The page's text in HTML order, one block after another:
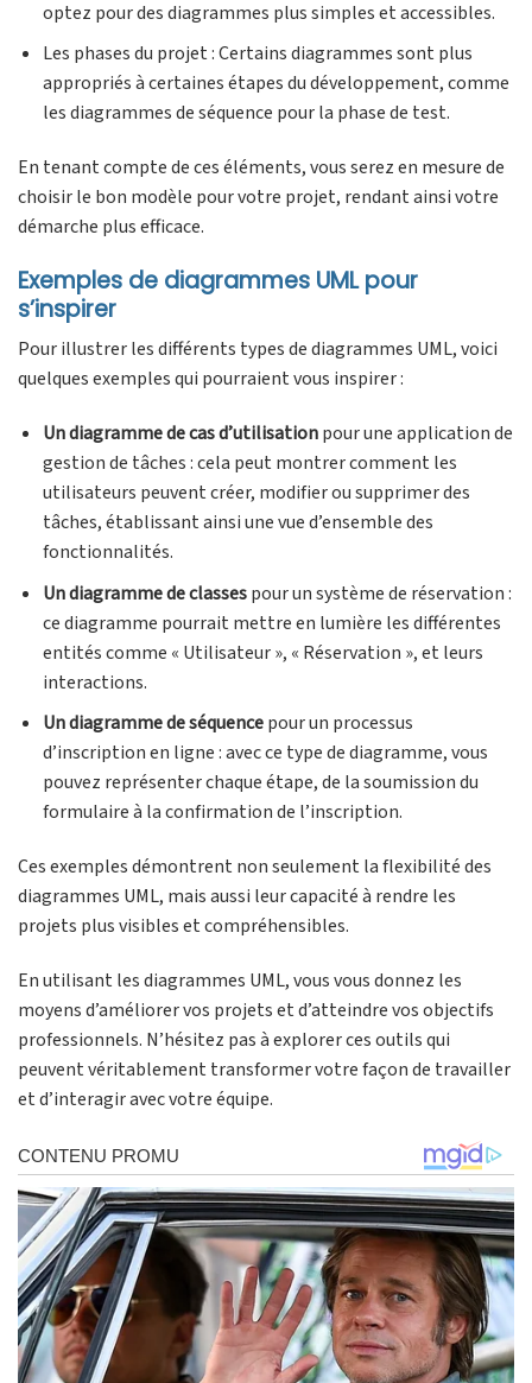
optez pour des diagrammes plus simples et accessibles.
Les phases du projet : Certains diagrammes sont plus
appropriés à certaines étapes du développement, comme
les diagrammes de séquence pour la phase de test.
En tenant compte de ces éléments, vous serez en mesure de
choisir le bon modèle pour votre projet, rendant ainsi votre
démarche plus efficace.
Exemples de diagrammes UML pour
s’inspirer
Pour illustrer les différents types de diagrammes UML, voici
quelques exemples qui pourraient vous inspirer :
Un diagramme de cas d’utilisationpour une application de
gestion de tâches : cela peut montrer comment les
utilisateurs peuvent créer, modifier ou supprimer des
tâches, établissant ainsi une vue d’ensemble des
fonctionnalités.
Un diagramme de classespour un système de réservation :
ce diagramme pourrait mettre en lumière les différentes
entités comme « Utilisateur », « Réservation », et leurs
interactions.
Un diagramme de séquencepour un processus
d’inscription en ligne : avec ce type de diagramme, vous
pouvez représenter chaque étape, de la soumission du
formulaire à la confirmation de l’inscription.
Ces exemples démontrent non seulement la flexibilité des
diagrammes UML, mais aussi leur capacité à rendre les
projets plus visibles et compréhensibles.
En utilisant les diagrammes UML, vous vous donnez les
moyens d’améliorer vos projets et d’atteindre vos objectifs
professionnels. N’hésitez pas à explorer ces outils qui
peuvent véritablement transformer votre façon de travailler
et d’interagir avec votre équipe.